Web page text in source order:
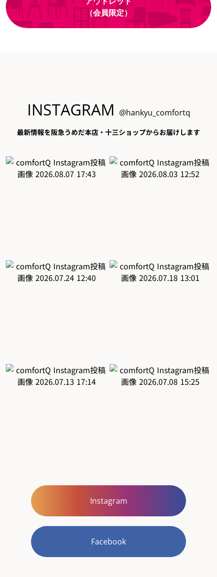
（会員限定）
INSTAGRAM @hankyu_comfortq
最新情報を阪急うめだ本店・十三ショップからお届けします
Instagram
Facebook